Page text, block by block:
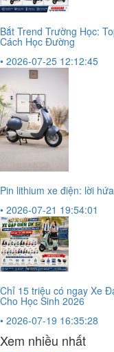
Bắt Trend Trường Học:
Cách Học Đường
• 2026-07-25 12:12:45
Pin lithium xe điện: lời
• 2026-07-21 19:54:01
Chỉ 15 triệu có ngay Xe
Cho Học Sinh 2026
• 2026-07-19 16:35:28
Xem nhiều nhất